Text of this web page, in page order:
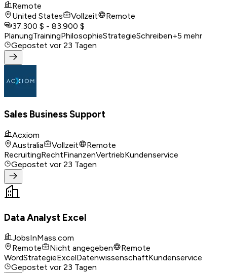
Remote
United States
Vollzeit
Remote
37.300 $ - 83.900 $
PlanungTrainingPhilosophieStrategieSchreiben+5 mehr
Gepostet vor 23 Tagen
Sales Business Support
Acxiom
Australia
Vollzeit
Remote
RecruitingRechtFinanzenVertriebKundenservice
Gepostet vor 23 Tagen
Data Analyst Excel
JobsInMass.com
Remote
Nicht angegeben
Remote
WordStrategieExcelDatenwissenschaftKundenservice
Gepostet vor 23 Tagen